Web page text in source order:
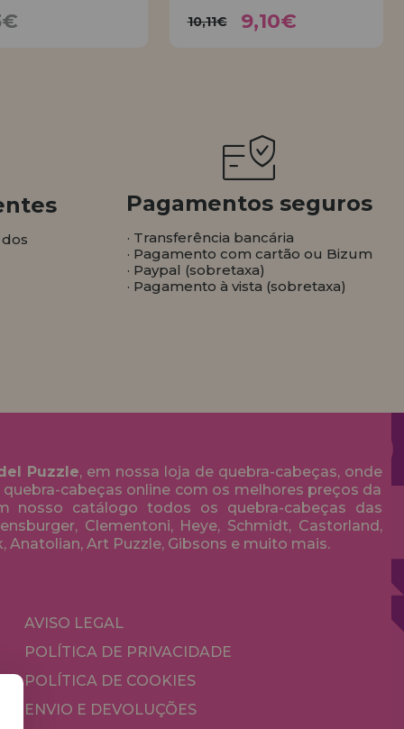
10,11€ 9,10€
Pagamentos seguros
· Transferência bancária
· Pagamento com cartão ou Bizum
· Paypal (sobretaxa)
· Pagamento à vista (sobretaxa)
Puzzle, em nossa loja de quebra-cabeças, onde
cabeças online com os melhores preços da
nosso catálogo todos os quebra-cabeças das
Clementoni, Heye, Schmidt, Castorland,
Anatolian, Art Puzzle, Gibsons e muito mais.
AVISO LEGAL
POLÍTICA DE PRIVACIDADE
POLÍTICA DE COOKIES
ENVIO E DEVOLUÇÕES